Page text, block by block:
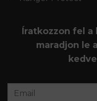
Íratkozzon fel
maradjon le